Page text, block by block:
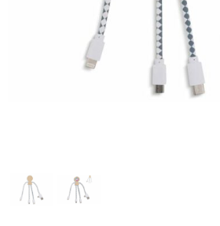
Gereedschap en veiligheid
Snoepgoed
Gadgets